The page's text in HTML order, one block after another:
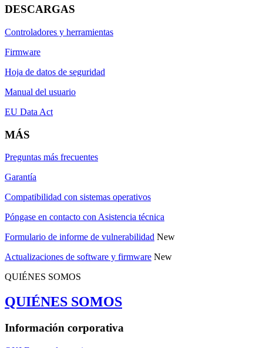
DESCARGAS
Controladores y herramientas
Firmware
Hoja de datos de seguridad
Manual del usuario
EU Data Act
MÁS
Preguntas más frecuentes
Garantía
Compatibilidad con sistemas operativos
Póngase en contacto con Asistencia técnica
Formulario de informe de vulnerabilidad New
Actualizaciones de software y firmware New
QUIÉNES SOMOS
QUIÉNES SOMOS
Información corporativa